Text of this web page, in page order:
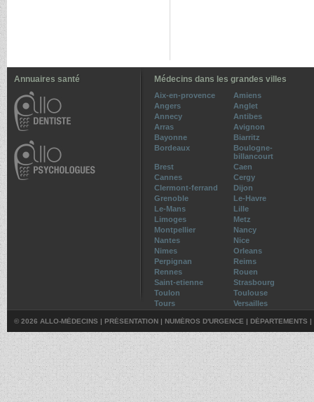
Annuaires santé Médecins dans les grandes villes
Aix-en-provence
Amiens
Angers
Anglet
Annecy
Antibes
Arras
Avignon
Bayonne
Biarritz
Bordeaux
Boulogne-
billancourt
Brest
Caen
Cannes
Cergy
Clermont-ferrand
Dijon
Grenoble
Le-Havre
Le-Mans
Lille
Limoges
Metz
Montpellier
Nancy
Nantes
Nice
Nimes
Orleans
Perpignan
Reims
Rennes
Rouen
Saint-etienne
Strasbourg
Toulon
Toulouse
Tours
Versailles
© 2026 ALLO-MÉDECINS | PRÉSENTATION | NUMÉROS D'URGENCE | DÉPARTEMENTS |